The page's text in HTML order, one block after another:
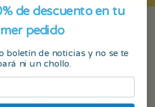
duradero como la relación entre
lo imprimimos en papel de la
de descuento en tu
pedido
boletín de noticias y no se te
ni un chollo.